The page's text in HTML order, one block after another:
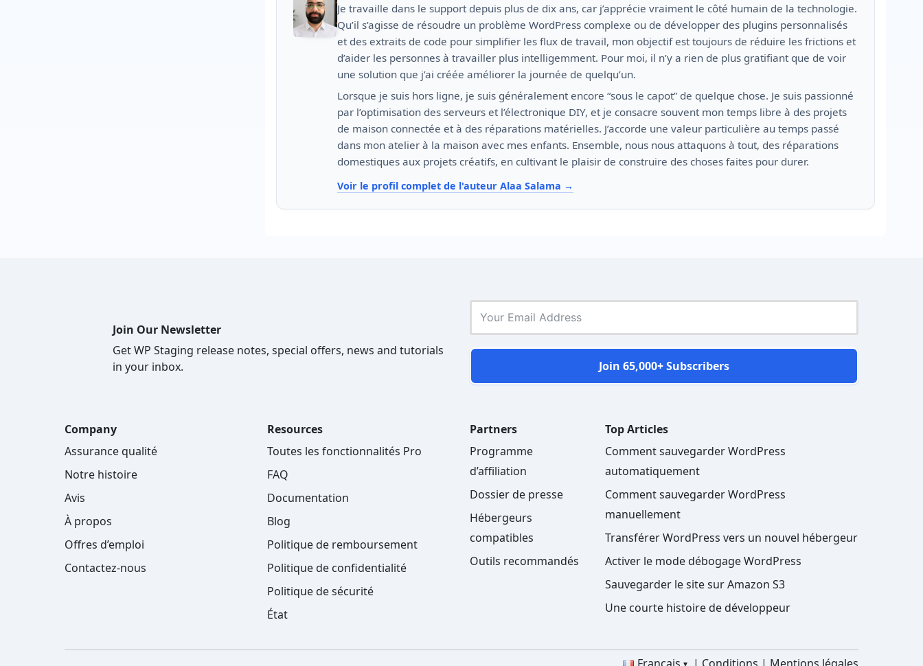
Je travaille dans le support depuis plus de dix ans, car j’apprécie vraiment le côté humain de la technologie.
Qu’il s’agisse de résoudre un problème WordPress complexe ou de développer des plugins personnalisés
et des extraits de code pour simplifier les flux de travail, mon objectif est toujours de réduire les frictions et
d’aider les personnes à travailler plus intelligemment. Pour moi, il n’y a rien de plus gratifiant que de voir
une solution que j’ai créée améliorer la journée de quelqu’un.
Lorsque je suis hors ligne, je suis généralement encore “sous le capot” de quelque chose. Je suis passionné
par l’optimisation des serveurs et l’électronique DIY, et je consacre souvent mon temps libre à des projets
de maison connectée et à des réparations matérielles. J’accorde une valeur particulière au temps passé
dans mon atelier à la maison avec mes enfants. Ensemble, nous nous attaquons à tout, des réparations
domestiques aux projets créatifs, en cultivant le plaisir de construire des choses faites pour durer.
Voir le profil complet de l'auteur Alaa Salama
Join Our Newsletter
Get WP Staging release notes, special offers, news and tutorials
in your inbox.
Join 65,000+ Subscribers
Company
Assurance qualité
Notre histoire
Avis
À propos
Offres d’emploi
Contactez-nous
Resources
Toutes les fonctionnalités Pro
FAQ
Documentation
Blog
Politique de remboursement
Politique de confidentialité
Politique de sécurité
État
Partners
Programme
d’affiliation
Dossier de presse
Hébergeurs
compatibles
Outils recommandés
Top Articles
Comment sauvegarder WordPress
automatiquement
Comment sauvegarder WordPress
manuellement
Transférer WordPress vers un nouvel hébergeur
Activer le mode débogage WordPress
Sauvegarder le site sur Amazon S3
Une courte histoire de développeur